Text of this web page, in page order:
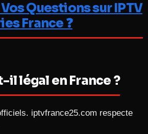
Vos Questions sur IPTV
France ❓
il légal en France ?
iptvfrance25.com respecte